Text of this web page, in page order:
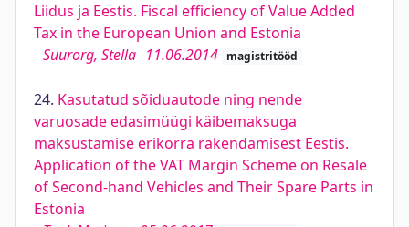
Liidus ja Eestis. Fiscal efficiency of Value Added
Tax in the European Union and Estonia
Suurorg, Stella 11.06.2014 magistritööd
24. Kasutatud sõiduautode ning nende
varuosade edasimüügi käibemaksuga
maksustamise erikorra rakendamisest Eestis.
Application of the VAT Margin Scheme on Resale
of Second-hand Vehicles and Their Spare Parts in
Estonia